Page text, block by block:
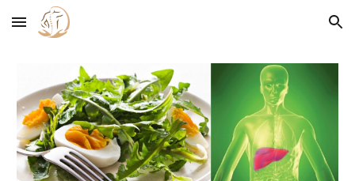
Skip to main content Skip to navigation